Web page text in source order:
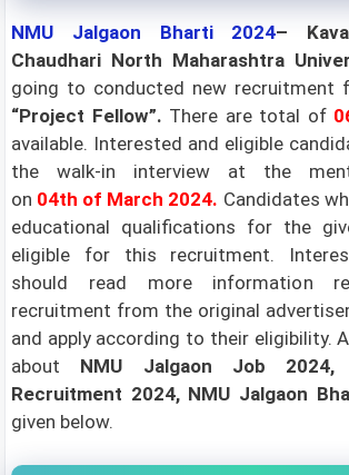
NMU Jalgaon Bharti 2024–
Chaudhari North Maharashtra
going to conducted new
“Project Fellow”. There are total of
available. Interested and eligible
the walk-in interview at the
on 04th of March 2024. Candidates
educational qualifications for the
eligible for this recruitment.
should read more information
recruitment from the original
and apply according to their eligibility.
about NMU Jalgaon Job 2024,
Recruitment 2024, NMU Jalgaon
given below.